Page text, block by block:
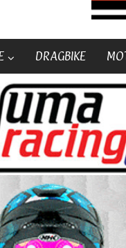
DRAGBIKE